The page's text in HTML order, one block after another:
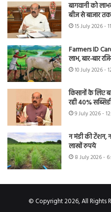
बागवानी को
बीज से बाजार तक
15 July 2026 -
Farmers ID
लाभ, बार-बार
10 July 2026 -
किसानों के लिए
रही 40%
9 July 2026 -
न मंडी की टेंशन,
लाखों रुपये
8 July 2026 -
© Copyright 2026, All Rights